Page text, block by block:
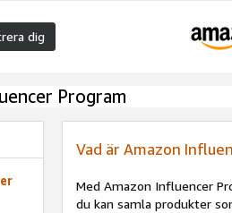
dig
Program
Vad är Amazon
Med Amazon Influencer
du kan samla produkter